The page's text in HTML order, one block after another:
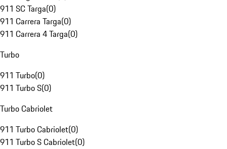
911 SC Targa(0)
911 Carrera Targa(0)
911 Carrera 4 Targa(0)
Turbo
911 Turbo(0)
911 Turbo S(0)
Turbo Cabriolet
911 Turbo Cabriolet(0)
911 Turbo S Cabriolet(0)